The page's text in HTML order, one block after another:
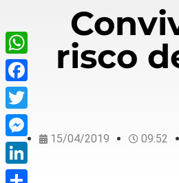
risco
15/04/2019 09:52
WhatsApp
Facebook
Twitter
Messenger
LinkedIn